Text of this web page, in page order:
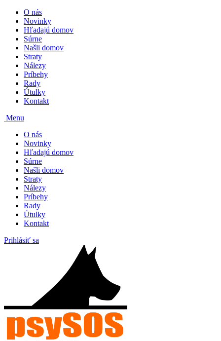
O nás
Novinky
Hľadajú domov
Súrne
Našli domov
Straty
Nálezy
Príbehy
Rady
Útulky
Kontakt
Menu
O nás
Novinky
Hľadajú domov
Súrne
Našli domov
Straty
Nálezy
Príbehy
Rady
Útulky
Kontakt
Prihlásiť sa